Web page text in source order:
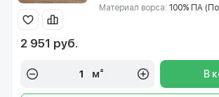
Материал ворса: 100% ПА
2 951 руб.
м² В